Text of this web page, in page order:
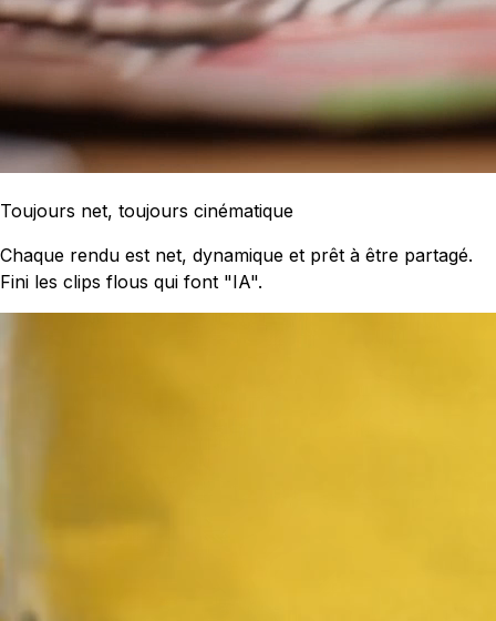
Toujours net, toujours cinématique
Chaque rendu est net, dynamique et prêt à être partagé.
Fini les clips flous qui font "IA".